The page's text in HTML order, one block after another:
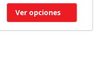
Ver opciones